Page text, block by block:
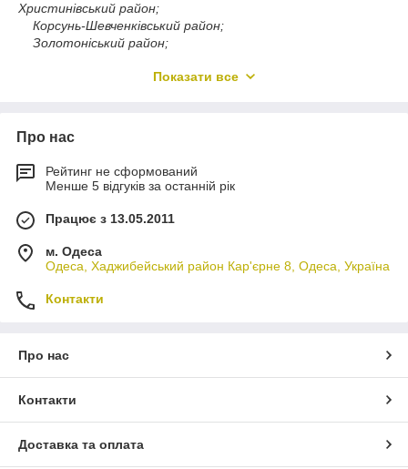
Христинівський район;
Корсунь-Шевченківський район;
Золотоніський район;
Городищенський район;
Жашківський район;
Чорнобаївський район;
Лисянський район;
Кам'янський район;
Монастириський район;
Маньківський район;
Тальнівський район
Драбівський район;
Уманський район;
Чигирин
Шпола
Ватутіне
Городище
Показати все
Про нас
Рейтинг не сформований
Менше 5 відгуків за останній рік
Працює з 13.05.2011
м. Одеса
Одеса, Хаджибейський район Кар'єрне 8, Одеса, Україна
Контакти
Про нас
Контакти
Доставка та оплата